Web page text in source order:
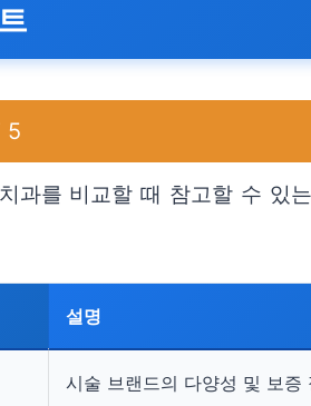
5
과를 비교할 때 참고할 수
설명
시술 브랜드의 다양성 및 보증